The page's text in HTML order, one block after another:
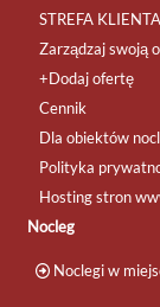
STREFA KLIENTA
Zarządzaj swoją
+Dodaj ofertę
Cennik
Dla obiektów
Polityka
Hosting stron
Nocleg
Noclegi w